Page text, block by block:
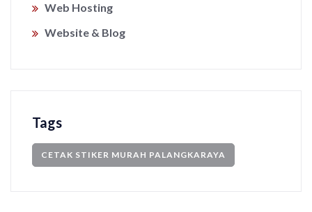
Web Hosting
Website & Blog
Tags
CETAK STIKER MURAH PALANGKARAYA